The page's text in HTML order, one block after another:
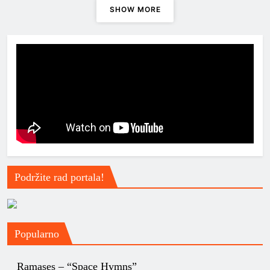
Ramases – “Space Hymns”
SHOW MORE
Podržite rad portala!
Popularno
Ramases – “Space Hymns”